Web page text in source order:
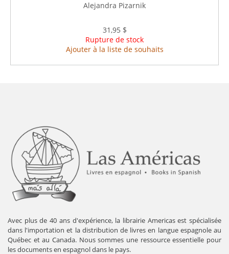
Alejandra Pizarnik
31,95 $
Rupture de stock
Ajouter à la liste de souhaits
Avec plus de 40 ans d'expérience, la librairie Americas est spécialisée
dans l'importation et la distribution de livres en langue espagnole au
Québec et au Canada. Nous sommes une ressource essentielle pour
les documents en espagnol dans le pays.